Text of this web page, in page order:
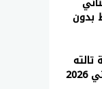
بدون
اعدادي الدور الثاني 2026